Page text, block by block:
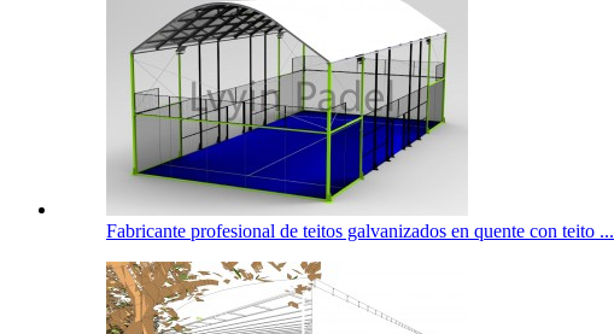
Fabricante profesional de teitos galvanizados en quente con teito ...